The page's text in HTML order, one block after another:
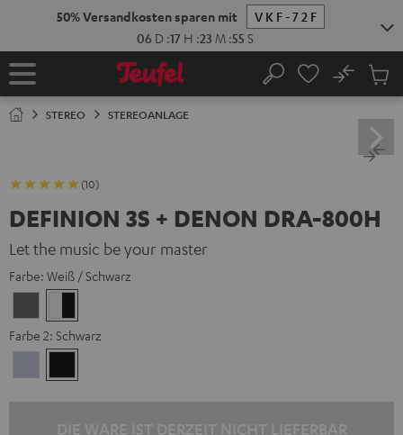
50% Versandkosten sparen mit
VKF-72F
06 D :17 H :23 M :54 S
Startseite Suche
No
STEREO STEREOANLAGE
(10)
DEFINION 3S + DENON DRA-800H
Let the music be your master
Farbe: Weiß / Schwarz
/
Schwarz
Farbe 2: Schwarz
Silber